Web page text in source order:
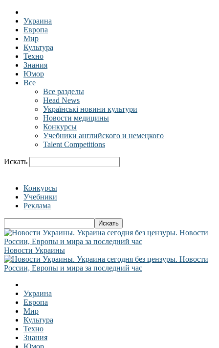
Украина
Европа
Мир
Культура
Техно
Знания
Юмор
Все
Все разделы
Head News
Українські новини культури
Новости медицины
Конкурсы
Учебники английского и немецкого
Talent Competitions
Искать
Конкурсы
Учебники
Реклама
Новости Украины
Украина
Европа
Мир
Культура
Техно
Знания
Юмор